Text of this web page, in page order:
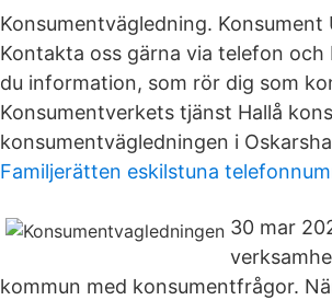
Konsumentvägledning.
Kontakta oss gärna via telefon
du information, som rör dig som
Konsumentverkets tjänst Hallå
konsumentvägledningen i
Familjerätten eskilstuna
30 mar
kommun med konsumentfrågor.